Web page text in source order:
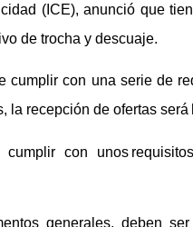
(ICE), anunció que
de trocha y descuaje.
cumplir con una serie de
la recepción de ofertas
con unos
generales, deben